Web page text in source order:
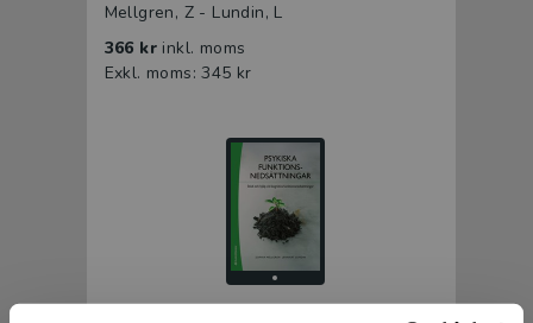
Mellgren, Z - Lundin, L
366 kr inkl. moms
Exkl. moms: 345 kr